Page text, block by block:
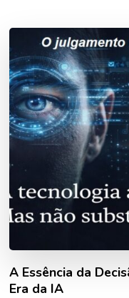
A Essência da
Era da IA